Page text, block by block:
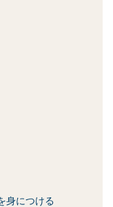
身につける